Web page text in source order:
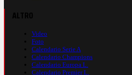
Video
Foto
Calendario Serie A
Calendario Champions
Calendario Europa L.
Calendario Premier L.